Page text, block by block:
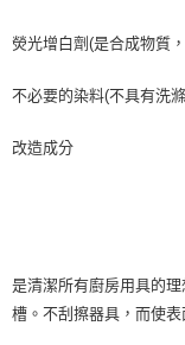
免運費
熒光增白劑(是合成物質
不必要的染料(不具有洗
改造成分
是清潔所有廚房用具的
槽。不刮擦器具，而使表